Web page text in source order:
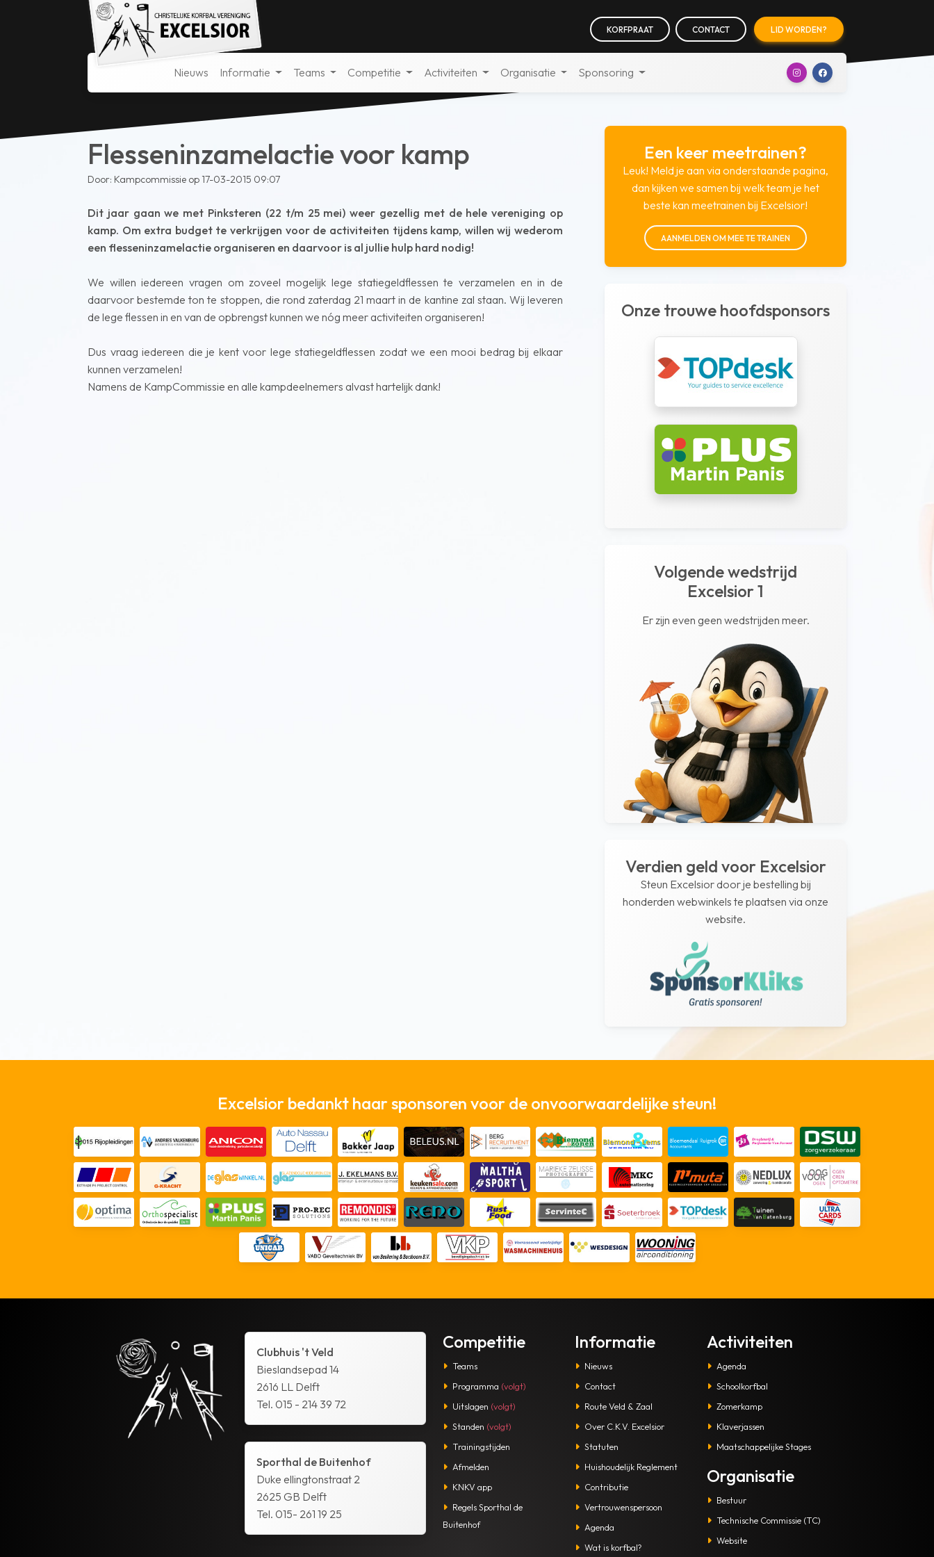
KORFPRAAT CONTACT LID WORDEN?
Nieuws Informatie Teams Competitie Activiteiten Organisatie Sponsoring
Flesseninzamelactie voor kamp
Door: Kampcommissie op 17-03-2015 09:07
Dit jaar gaan we met Pinksteren (22 t/m 25 mei) weer gezellig met de hele vereniging op
kamp. Om extra budget te verkrijgen voor de activiteiten tijdens kamp, willen wij wederom
een flesseninzamelactie organiseren en daarvoor is al jullie hulp hard nodig!
We willen iedereen vragen om zoveel mogelijk lege statiegeldflessen te verzamelen en in de
daarvoor bestemde ton te stoppen, die rond zaterdag 21 maart in de kantine zal staan. Wij leveren
de lege flessen in en van de opbrengst kunnen we nóg meer activiteiten organiseren!
Dus vraag iedereen die je kent voor lege statiegeldflessen zodat we een mooi bedrag bij elkaar
kunnen verzamelen!
Namens de KampCommissie en alle kampdeelnemers alvast hartelijk dank!
Een keer meetrainen?
Leuk! Meld je aan via onderstaande pagina,
dan kijken we samen bij welk team je het
beste kan meetrainen bij Excelsior!
AANMELDEN OM MEE TE TRAINEN
Onze trouwe hoofdsponsors
Volgende wedstrijd
Excelsior 1
Er zijn even geen wedstrijden meer.
Verdien geld voor Excelsior
Steun Excelsior door je bestelling bij
honderden webwinkels te plaatsen via onze
website.
Excelsior bedankt haar sponsoren voor de onvoorwaardelijke steun!
Clubhuis 't Veld
Bieslandsepad 14
2616 LL Delft
Tel. 015 - 214 39 72
Sporthal de Buitenhof
Duke ellingtonstraat 2
2625 GB Delft
Tel. 015- 261 19 25
Competitie
Teams
Programma (volgt)
Uitslagen (volgt)
Standen (volgt)
Trainingstijden
Afmelden
KNKV app
Regels Sporthal de
Buitenhof
Informatie
Nieuws
Contact
Route Veld & Zaal
Over C.K.V. Excelsior
Statuten
Huishoudelijk Reglement
Contributie
Vertrouwenspersoon
Agenda
Wat is korfbal?
Activiteiten
Agenda
Schoolkorfbal
Zomerkamp
Klaverjassen
Maatschappelijke Stages
Organisatie
Bestuur
Technische Commissie (TC)
Website